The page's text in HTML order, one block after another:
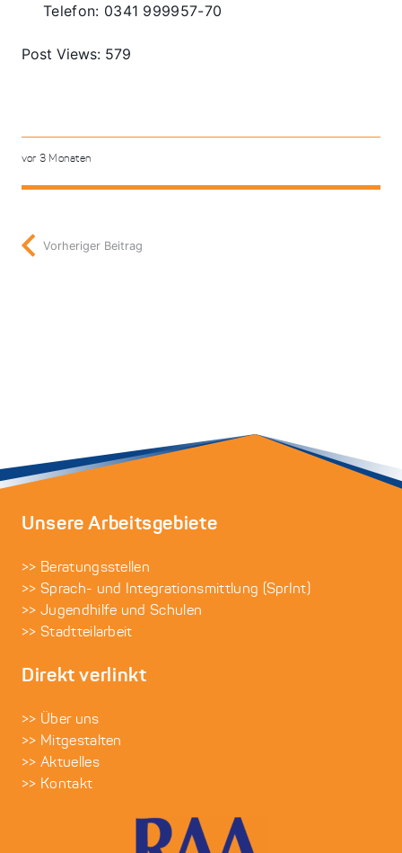
Telefon: 0341 999957-70
Post Views: 579
vor 3 Monaten
Vorheriger Beitrag
Unsere Arbeitsgebiete
>> Beratungsstellen
>> Sprach- und Integrationsmittlung (SprInt)
>> Jugendhilfe und Schulen
>> Stadtteilarbeit
Direkt verlinkt
>> Über uns
>> Mitgestalten
>> Aktuelles
>> Kontakt